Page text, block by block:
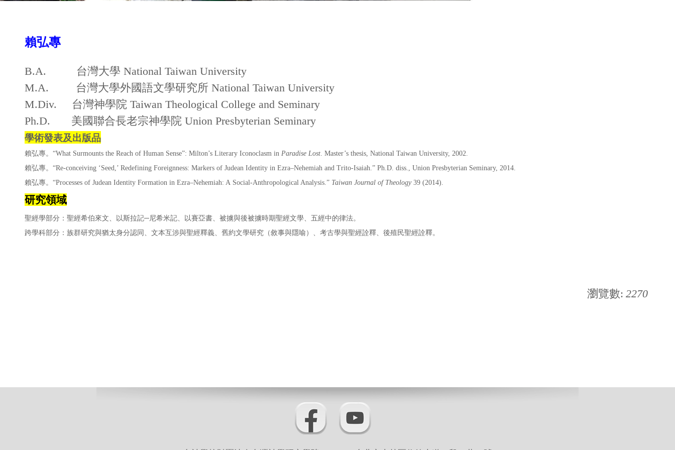
賴弘專
B.A. 台灣大學 National Taiwan University
M.A. 台灣大學外國語文學研究所 National Taiwan University
M.Div. 台灣神學院 Taiwan Theological College and Seminary
Ph.D. 美國聯合長老宗神學院 Union Presbyterian Seminary
學術發表及出版品
賴弘專。 “What Surmounts the Reach of Human Sense”: Milton’s Literary Iconoclasm in Paradise Lost. Master’s thesis, National Taiwan University, 2002.
賴弘專。 “Re-conceiving ‘Seed,’ Redefining Foreignness: Markers of Judean Identity in Ezra–Nehemiah and Trito-Isaiah.” Ph.D. diss., Union Presbyterian Seminary, 2014.
賴弘專。 “Processes of Judean Identity Formation in Ezra–Nehemiah: A Social-Anthropological Analysis.” Taiwan Journal of Theology39 (2014).
研究領域
聖經學部分：聖經希伯來文、以斯拉記─尼希米記、以賽亞書、被擄與後被擄時期聖經文學、五經中的律法。
跨學科部分：族群研究與猶太身分認同、文本互涉與聖經釋義、舊約文學研究（敘事與隱喻）、考古學與聖經詮釋、後殖民聖經詮釋。
瀏覽數: 2270